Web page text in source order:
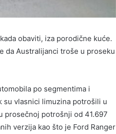
obaviti, iza porodične kuće.
da Australijanci troše u proseku
po segmentima i
su vlasnici limuzina potrošili u
prosečnoj potrošnji od 41.697
verzija kao što je Ford Ranger